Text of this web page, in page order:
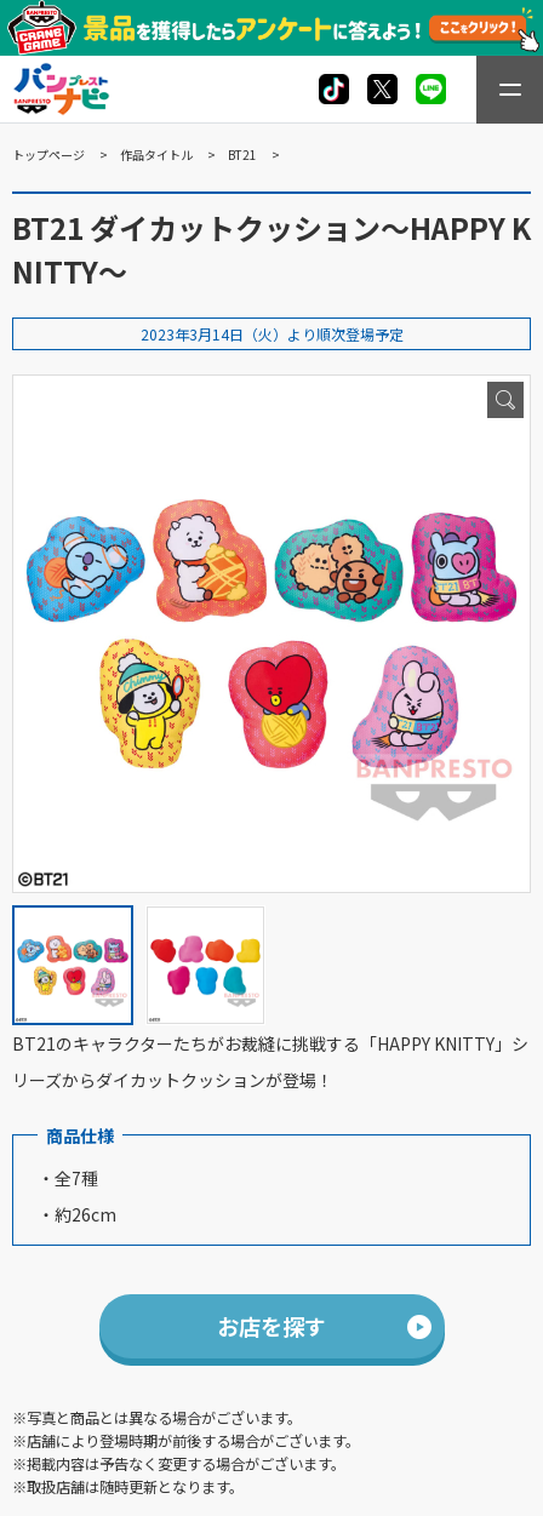
トップページ 作品タイトル BT21
BT21 ダイカットクッション～HAPPY K
NITTY～
2023年3月14日（火）より順次登場予定
BT21のキャラクターたちがお裁縫に挑戦する「HAPPY KNITTY」シ
リーズからダイカットクッションが登場！
商品仕様
・全7種
・約26cm
お店を探す
※写真と商品とは異なる場合がございます。
※店舗により登場時期が前後する場合がございます。
※掲載内容は予告なく変更する場合がございます。
※取扱店舗は随時更新となります。